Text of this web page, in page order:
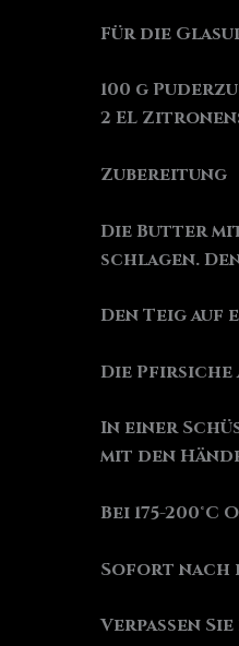
Für die
100 g
2 EL
Zubereitung
Die Butter
schlagen.
Den Teig
Die Pfirsiche
In einer
mit den
Bei 175-
Sofort nach
Verpassen